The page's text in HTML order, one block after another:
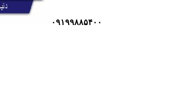
۰۹۱۹۹۸۸۵۴۰۰